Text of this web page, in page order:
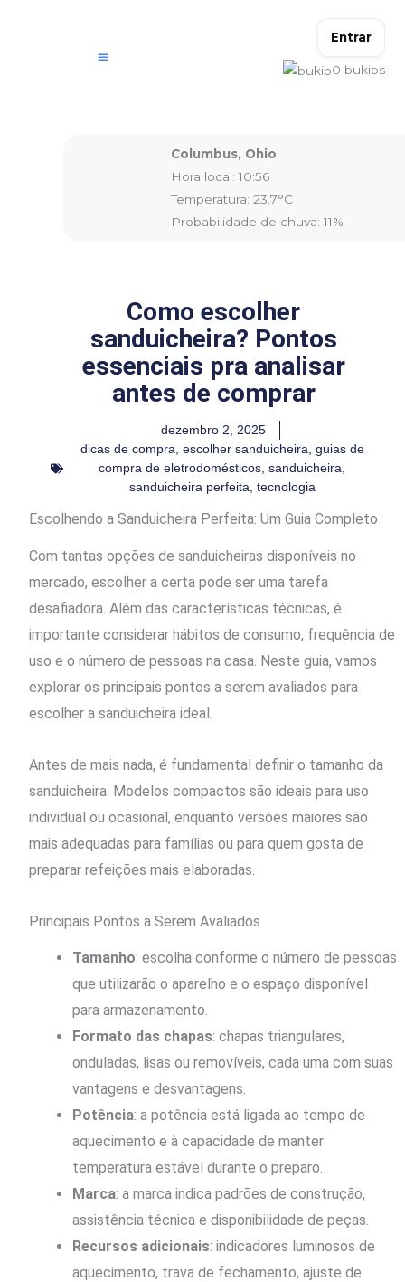
Entrar
0 bukibs
Columbus, Ohio
Hora local: 10:56
Temperatura: 23.7°C
Probabilidade de chuva: 11%
Como escolher
sanduicheira? Pontos
essenciais pra analisar
antes de comprar
dezembro 2, 2025
dicas de compra, escolher sanduicheira, guias de
compra de eletrodomésticos, sanduicheira,
sanduicheira perfeita, tecnologia
Escolhendo a Sanduicheira Perfeita: Um Guia Completo
Com tantas opções de sanduicheiras disponíveis no
mercado, escolher a certa pode ser uma tarefa
desafiadora. Além das características técnicas, é
importante considerar hábitos de consumo, frequência de
uso e o número de pessoas na casa. Neste guia, vamos
explorar os principais pontos a serem avaliados para
escolher a sanduicheira ideal.
Antes de mais nada, é fundamental definir o tamanho da
sanduicheira. Modelos compactos são ideais para uso
individual ou ocasional, enquanto versões maiores são
mais adequadas para famílias ou para quem gosta de
preparar refeições mais elaboradas.
Principais Pontos a Serem Avaliados
Tamanho: escolha conforme o número de pessoas
que utilizarão o aparelho e o espaço disponível
para armazenamento.
Formato das chapas: chapas triangulares,
onduladas, lisas ou removíveis, cada uma com suas
vantagens e desvantagens.
Potência: a potência está ligada ao tempo de
aquecimento e à capacidade de manter
temperatura estável durante o preparo.
Marca: a marca indica padrões de construção,
assistência técnica e disponibilidade de peças.
Recursos adicionais: indicadores luminosos de
aquecimento, trava de fechamento, ajuste de